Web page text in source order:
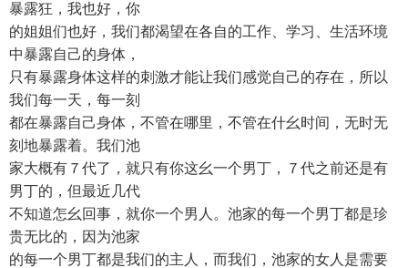
暴露狂，我也好，你
的姐姐们也好，我们都渴望在各自的工作、学习、生活环境
中暴露自己的身体，
只有暴露身体这样的刺激才能让我们感觉自己的存在，所以
我们每一天，每一刻
都在暴露自己身体，不管在哪里，不管在什幺时间，无时无
刻地暴露着。我们池
家大概有７代了，就只有你这幺一个男丁，７代之前还是有
男丁的，但最近几代
不知道怎幺回事，就你一个男人。池家的每一个男丁都是珍
贵无比的，因为池家
的每一个男丁都是我们的主人，而我们，池家的女人是需要